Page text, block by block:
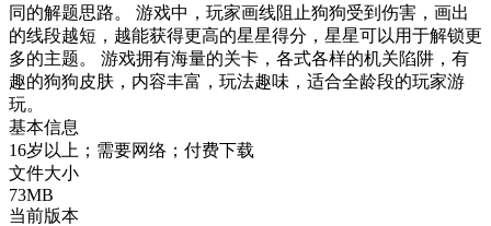
同的解题思路。 游戏中，玩家画线阻止狗狗受到伤害，画出
的线段越短，越能获得更高的星星得分，星星可以用于解锁更
多的主题。 游戏拥有海量的关卡，各式各样的机关陷阱，有
趣的狗狗皮肤，内容丰富，玩法趣味，适合全龄段的玩家游
玩。
基本信息
16岁以上；需要网络；付费下载
文件大小
73MB
当前版本